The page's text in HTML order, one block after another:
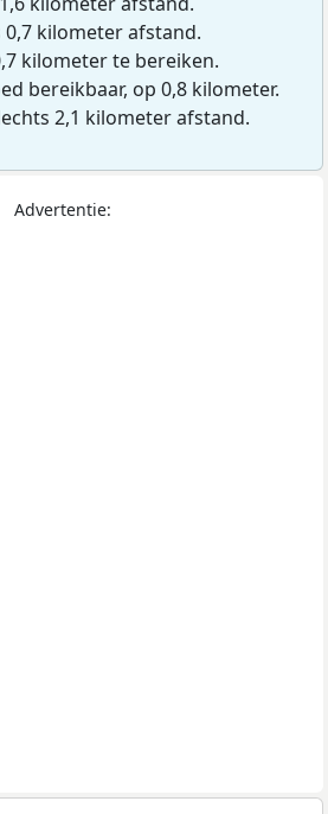
0,7 kilometer afstand.
kilometer te bereiken.
bereikbaar, op 0,8 kilometer.
2,1 kilometer afstand.
Advertentie: